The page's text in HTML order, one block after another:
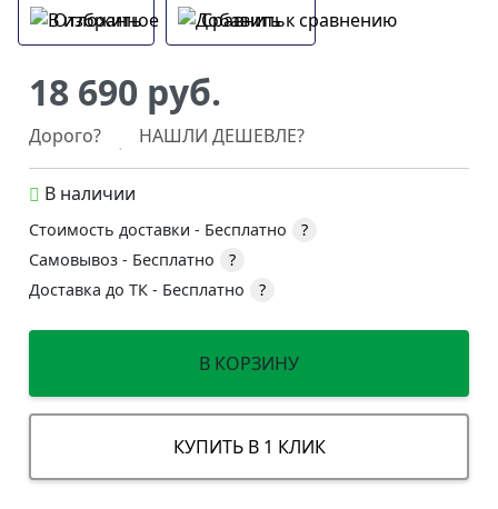
Отложить Сравнить
18 690 руб.
Дорого? НАШЛИ ДЕШЕВЛЕ?
В наличии
Стоимость доставки - Бесплатно
?
Самовывоз - Бесплатно
?
Доставка до ТК - Бесплатно ?
В КОРЗИНУ
КУПИТЬ В 1 КЛИК